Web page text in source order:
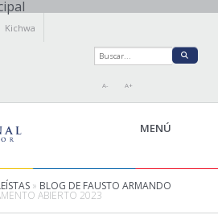
Kichwa
A- A+
MENÚ
» BLOG DE FAUSTO ARMANDO
ABIERTO 2023